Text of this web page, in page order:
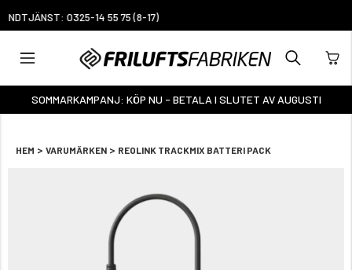
4.6
SOMMARKAMPANJ: KÖP NU - BETALA I SLUTET AV AUGUSTI
HEM > VARUMÄRKEN > REOLINK TRACKMIX BATTERI PACK